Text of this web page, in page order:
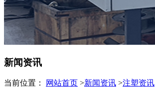
新闻资讯
当前位置： 网站首页 >新闻资讯 >注塑资讯